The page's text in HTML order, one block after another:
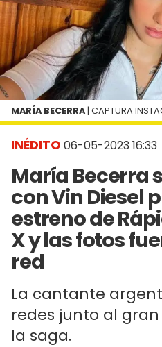
INÉDITO 06-05-2023 16:33
María Becerra
con Vin Diesel
estreno de
X y las fotos
red
La cantante
redes junto al
la saga.
MARÍA BECERRA | CAPTURA